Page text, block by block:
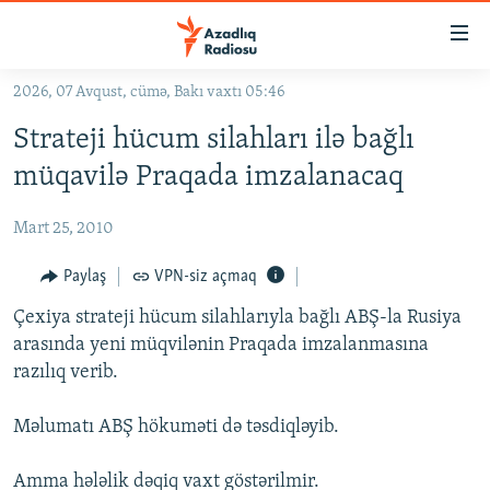
Əsas
qayıt
Əsas
naviqasiyaya
qayıt
KORRUPSIOMETR
#ƏSLINDƏ
FƏRQƏ BAX
QANUNI DOĞRU
ARAŞDIRMA
VIDEO
FOTOQALEREYA
RADIO ARXIV
OXU ZALI
HAQQIMIZDA
2026, 07 Avqust, cümə, Bakı vaxtı 05:46
Strateji hücum silahları ilə bağlı
müqavilə Praqada imzalanacaq
Mart 25, 2010
Paylaş VPN-siz açmaq
Çexiya strateji hücum silahlarıyla bağlı ABŞ-la Rusiya
arasında yeni müqvilənin Praqada imzalanmasına
razılıq verib.
Məlumatı ABŞ hökuməti də təsdiqləyib.
Amma hələlik dəqiq vaxt göstərilmir.